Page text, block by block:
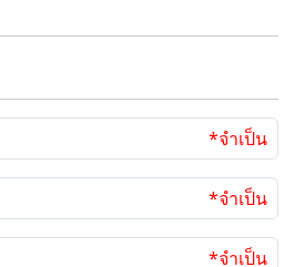
*จำเป็น
*จำเป็น
*จำเป็น